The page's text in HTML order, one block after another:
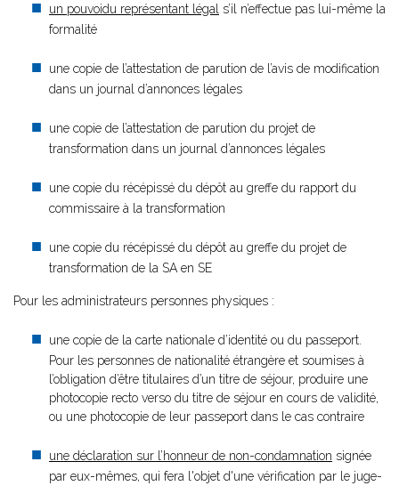
un pouvoidu représentant légal s’il n’effectue pas lui-même la
formalité
une copie de l’attestation de parution de l’avis de modification
dans un journal d’annonces légales
une copie de l’attestation de parution du projet de
transformation dans un journal d’annonces légales
une copie du récépissé du dépôt au greffe du rapport du
commissaire à la transformation
une copie du récépissé du dépôt au greffe du projet de
transformation de la SA en SE
Pour les administrateurs personnes physiques :
une copie de la carte nationale d’identité ou du passeport.
Pour les personnes de nationalité étrangère et soumises à
l’obligation d’être titulaires d’un titre de séjour, produire une
photocopie recto verso du titre de séjour en cours de validité,
ou une photocopie de leur passeport dans le cas contraire
une déclaration sur l’honneur de non-condamnation signée
par eux-mêmes, qui fera l'objet d'une vérification par le juge-